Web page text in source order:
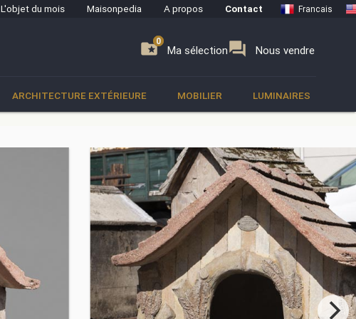
L'objet du mois Maisonpedia A propos Contact Francais
folder_special Ma sélection
0 forum Nous vendre
0
ARCHITECTURE EXTÉRIEURE MOBILIER LUMINAIRES